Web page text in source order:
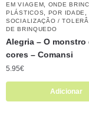
EM VIAGEM
ONDE
PLÁSTICOS POR IDADE
SOCIALIZAÇÃO /
DE BRINQUEDO
Alegria – O monstro
cores – Comansi
5.95€
Adicionar